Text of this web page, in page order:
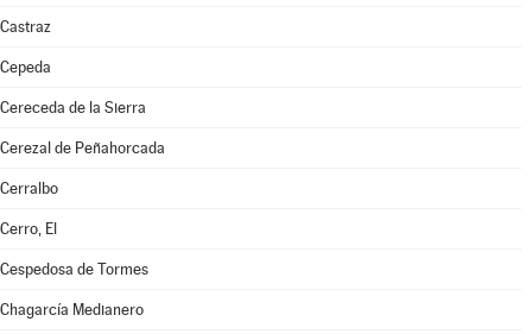
Castraz
Cepeda
Cereceda de la Sierra
Cerezal de Peñahorcada
Cerralbo
Cerro, El
Cespedosa de Tormes
Chagarcía Medianero